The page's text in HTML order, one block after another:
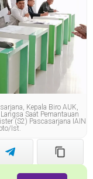
Kepala Biro AUK,
Saat Pemantauan
(S2) Pascasarjana IAIN
ist.